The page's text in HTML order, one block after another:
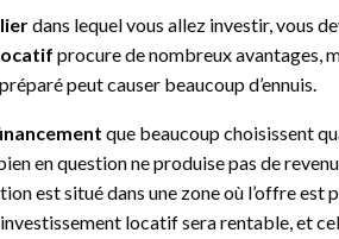
dans lequel vous allez investir, vous
procure de nombreux avantages,
peut causer beaucoup d’ennuis.
que beaucoup choisissent
en question ne produise pas de
est situé dans une zone où l’offre est
locatif sera rentable, et